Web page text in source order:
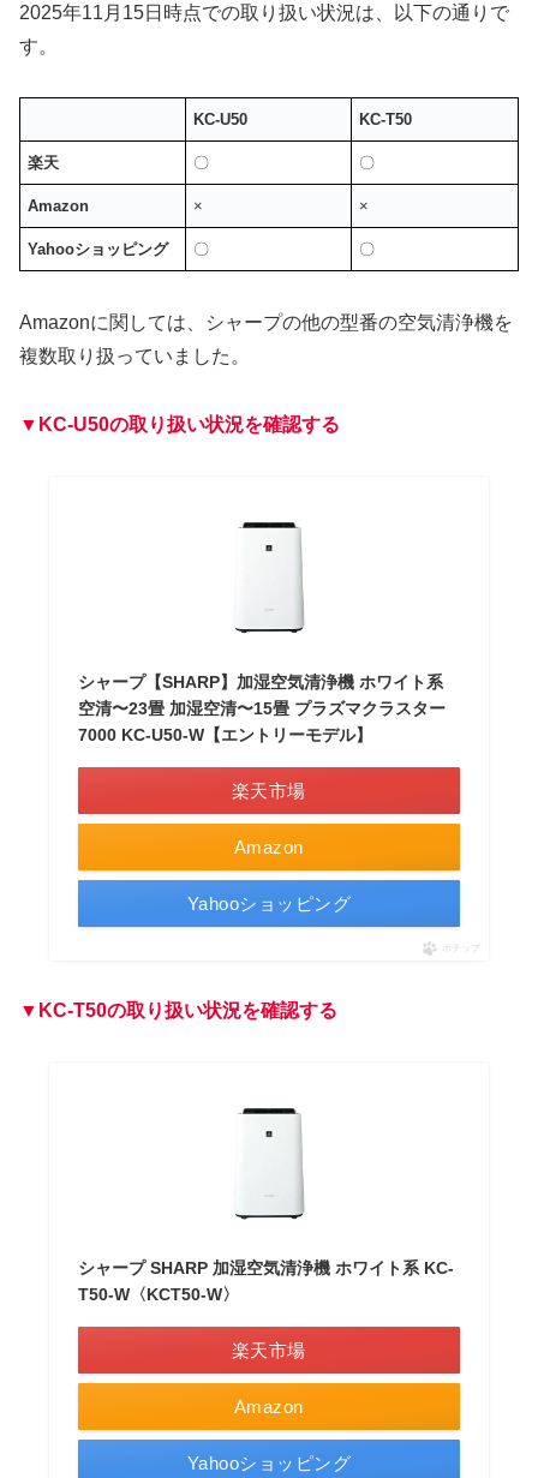
2025年11月15日時点での取り扱い状況は、以下の通りで
す。
KC-U50 KC-T50
楽天 〇 〇
Amazon × ×
Yahooショッピング 〇 〇
Amazonに関しては、シャープの他の型番の空気清浄機を
複数取り扱っていました。
▼ KC-U50の取り扱い状況を確認する
シャープ【SHARP】加湿空気清浄機 ホワイト系
空清〜23畳 加湿空清〜15畳 プラズマクラスター
7000 KC-U50-W【エントリーモデル】
Amazon
楽天市場
Yahooショッピング
ポチップ
▼ KC-T50の取り扱い状況を確認する
シャープ SHARP 加湿空気清浄機 ホワイト系 KC-
T50-W〈KCT50-W〉
Amazon
楽天市場
Yahooショッピング